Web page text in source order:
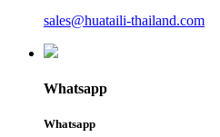
sales@huataili-thailand.com
Whatsapp
Whatsapp